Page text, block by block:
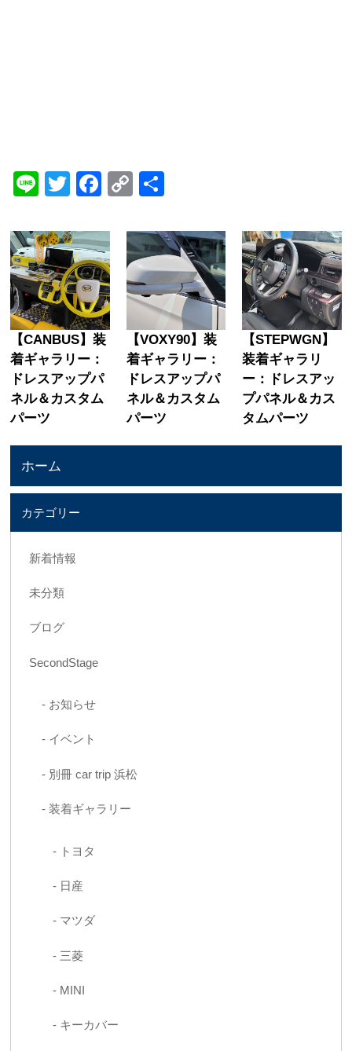
LineTwitter
Facebook
Copy
【CANBUS】装
着ギャラリー：
ドレスアップパ
ネル＆カスタム
パーツ
【VOXY90】装
着ギャラリー：
ドレスアップパ
ネル＆カスタム
パーツ
【STEPWGN】
装着ギャラリ
ー：ドレスアッ
プパネル＆カス
タムパーツ
ホーム
カテゴリー
新着情報
未分類
ブログ
SecondStage
お知らせ
イベント
別冊 car trip 浜松
装着ギャラリー
トヨタ
日産
マツダ
三菱
MINI
キーカバー